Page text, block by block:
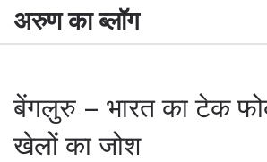
अरुण का ब्लॉग
बेंगलुरु – भारत का टेक
खेलों का जोश